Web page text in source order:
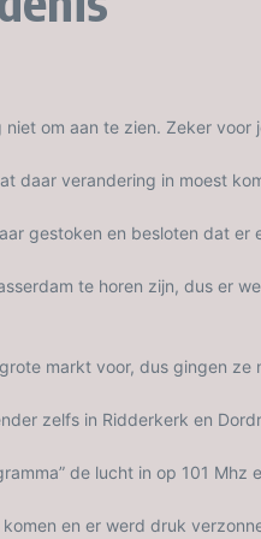
om aan te zien. Zeker
daar verandering in moest
gestoken en besloten dat er
te horen zijn, dus er
markt voor, dus gingen
zelfs in Ridderkerk en
de lucht in op 101
en er werd druk